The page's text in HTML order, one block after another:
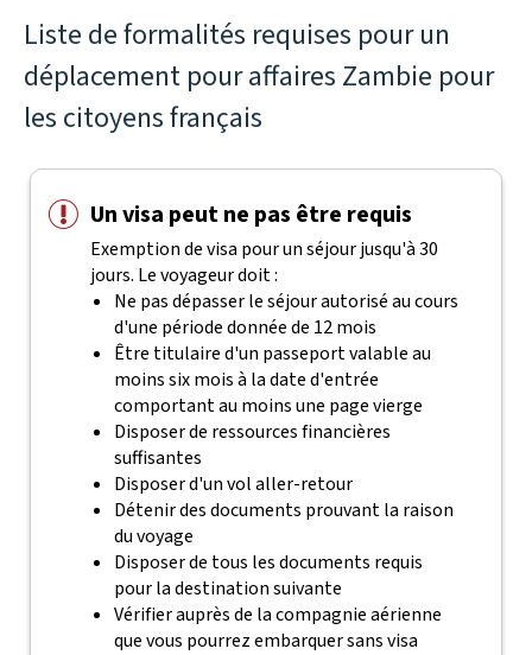
Liste de formalités requises pour un
déplacement pour affaires Zambie pour
les citoyens français
Un visa peut ne pas être requis
Exemption de visa pour un séjour jusqu'à 30
jours. Le voyageur doit :
Ne pas dépasser le séjour autorisé au cours
d'une période donnée de 12 mois
Être titulaire d'un passeport valable au
moins six mois à la date d'entrée
comportant au moins une page vierge
Disposer de ressources financières
suffisantes
Disposer d'un vol aller-retour
Détenir des documents prouvant la raison
du voyage
Disposer de tous les documents requis
pour la destination suivante
Vérifier auprès de la compagnie aérienne
que vous pourrez embarquer sans visa